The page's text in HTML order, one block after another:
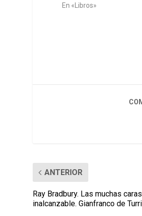
En «Libros»
ANTERIOR
Ray Bradbury. Las muchas
inalcanzable. Gianfranco de